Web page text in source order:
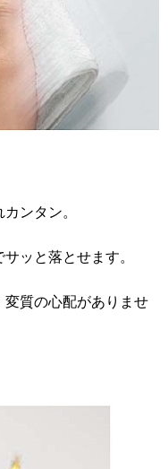
ンタン。
ッと落とせます。
質の心配がありませ